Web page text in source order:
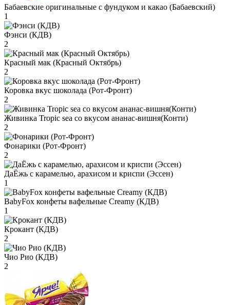
Бабаевские оригинальные с фундуком и какао (Бабаевский)
1
Фэнси (КДВ)
2
Красный мак (Красный Октябрь)
2
Коровка вкус шоколада (Рот-Фронт)
2
Живинка Tropic sea со вкусом ананас-вишня(Конти)
2
Фонарики (Рот-Фронт)
2
ДаЁжь с карамелью, арахисом и криспи (Эссен)
1
BabyFox конфеты вафельные Creamy (КДВ)
1
Крокант (КДВ)
2
Чио Рио (КДВ)
2